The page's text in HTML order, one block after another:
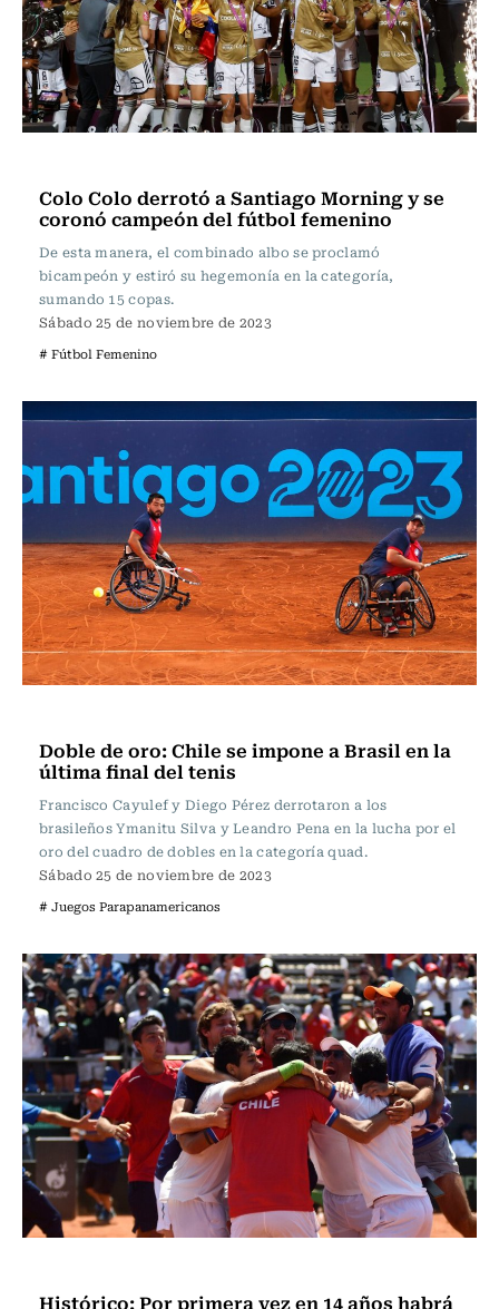
Colo Colo derrotó a Santiago Morning y se
coronó campeón del fútbol femenino
De esta manera, el combinado albo se proclamó
bicampeón y estiró su hegemonía en la categoría,
sumando 15 copas.
Sábado 25 de noviembre de 2023
# Fútbol Femenino
Doble de oro: Chile se impone a Brasil en la
última final del tenis
Francisco Cayulef y Diego Pérez derrotaron a los
brasileños Ymanitu Silva y Leandro Pena en la lucha por el
oro del cuadro de dobles en la categoría quad.
Sábado 25 de noviembre de 2023
# Juegos Parapanamericanos
Histórico: Por primera vez en 14 años habrá